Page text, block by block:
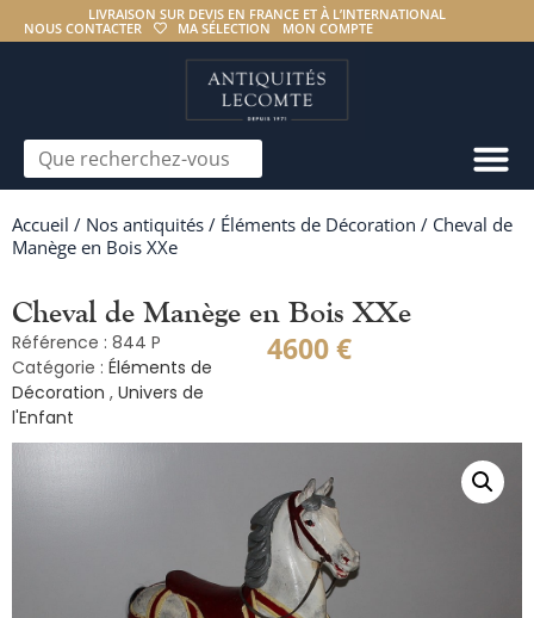
LIVRAISON SUR DEVIS EN FRANCE ET À L’INTERNATIONAL
NOUS CONTACTER
MA SÉLECTION MON COMPTE
Accueil / Nos antiquités / Éléments de Décoration / Cheval de
Manège en Bois XXe
Cheval de Manège en Bois XXe
Référence : 844 P
Catégorie : Éléments de
Décoration , Univers de
l'Enfant
4600€